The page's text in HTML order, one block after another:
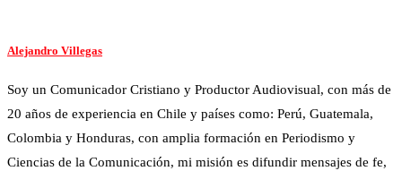
Alejandro Villegas
Soy un Comunicador Cristiano y Productor Audiovisual, con más de
20 años de experiencia en Chile y países como: Perú, Guatemala,
Colombia y Honduras, con amplia formación en Periodismo y
Ciencias de la Comunicación, mi misión es difundir mensajes de fe,